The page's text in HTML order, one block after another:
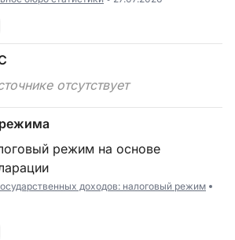
отсутствует
режима
доходов: налоговый режим